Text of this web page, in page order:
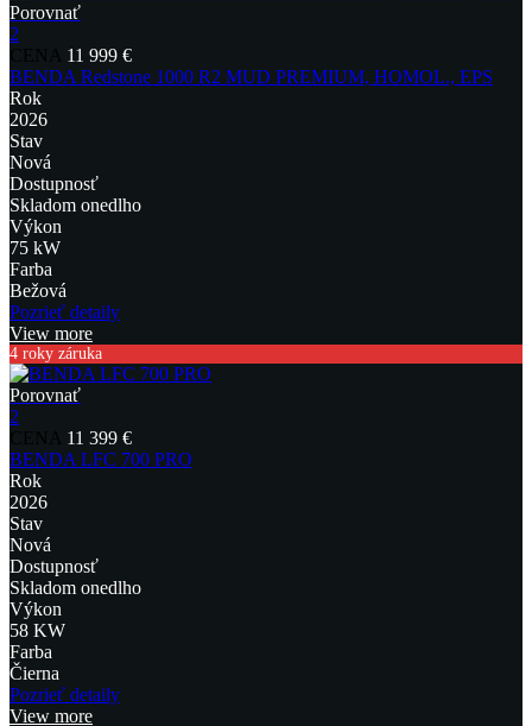
Porovnať
2
11 999 €
BENDA Redstone 1000 R2 MUD PREMIUM, HOMOL., EPS
Rok
2026
Stav
Nová
Dostupnosť
Skladom onedlho
Výkon
75 kW
Farba
Bežová
Pozrieť detaily
View more
4 roky záruka
Porovnať
2
11 399 €
BENDA LFC 700 PRO
Rok
2026
Stav
Nová
Dostupnosť
Skladom onedlho
Výkon
58 KW
Farba
Čierna
Pozrieť detaily
View more